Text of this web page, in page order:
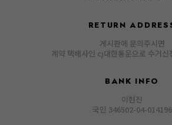
RETURN
게시판에 문의주시면
계약 택배사인 cj대한통운으로 수거신
BANK INFO
이현진
국민 346502-04-014196